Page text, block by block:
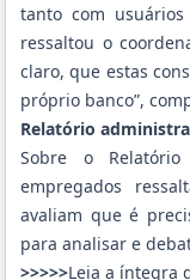
tanto com
ressaltou o
claro, que estas
próprio banco”,
Relatório
Sobre o
empregados
avaliam que é
para analisar e
>>>>>Leia a íntegra